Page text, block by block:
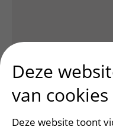
Deze
van cookies
Deze website toont